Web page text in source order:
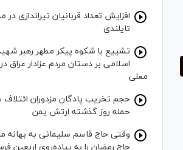
افزایش تعداد قربانیان تیراندازی در
تایلندی
تشییع با شکوه پیکر مطهر رهبر
اسلامی بر دستان مردم عزادار عراق
معلی
حجم تخریب پادگان مزدوران
حمله روز گذشته ارتش یمن
وقتی حاج قاسم سلیمانی به بهانه
حاج رمضان را به پیاده‌روی اربعین